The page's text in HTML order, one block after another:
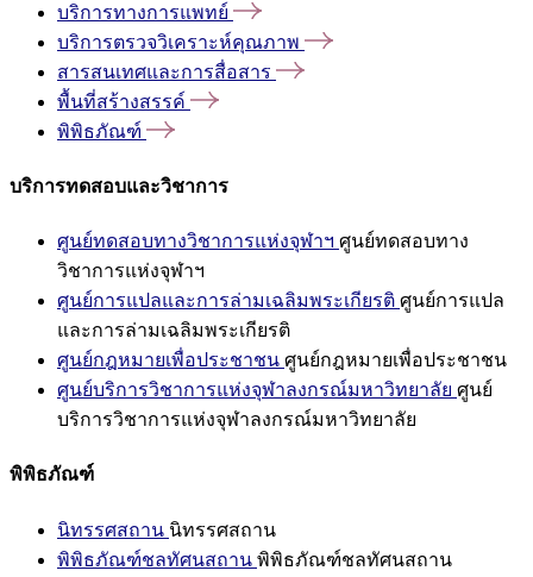
บริการทางการแพทย์
บริการตรวจวิเคราะห์คุณภาพ
สารสนเทศและการสื่อสาร
พื้นที่สร้างสรรค์
พิพิธภัณฑ์
บริการทดสอบและวิชาการ
ศูนย์ทดสอบทางวิชาการแห่งจุฬาฯ ศูนย์ทดสอบทาง
วิชาการแห่งจุฬาฯ
ศูนย์การแปลและการล่ามเฉลิมพระเกียรติ ศูนย์การแปล
และการล่ามเฉลิมพระเกียรติ
ศูนย์กฎหมายเพื่อประชาชน ศูนย์กฎหมายเพื่อประชาชน
ศูนย์บริการวิชาการแห่งจุฬาลงกรณ์มหาวิทยาลัย ศูนย์
บริการวิชาการแห่งจุฬาลงกรณ์มหาวิทยาลัย
พิพิธภัณฑ์
นิทรรศสถาน นิทรรศสถาน
พิพิธภัณฑ์ชลทัศนสถาน พิพิธภัณฑ์ชลทัศนสถาน